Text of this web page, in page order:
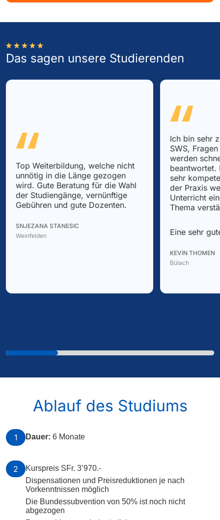
Das sagen unsere Studierenden
Top Weiterbildung, welche nicht
unnötig in die Länge gezogen
wird. Gute Beratung für die Wahl
der Studiengänge, vernünftige
Gebühren und gute Dozenten.
SNJEZANA STANESIC
Weinfelden
Ich bin sehr
SWS,
werden
beantwortet.
sehr
der Praxis
Unterricht
Thema
Eine sehr
KEVIN THOMEN
Bülach
Ablauf des Studiums
1 Dauer: 6 Monate
2
Kurspreis SFr. 3’970.-
Dispensationen und Preisreduktionen je nach
Vorkenntnissen möglich
Die Bundessubvention von 50% ist noch nicht
abgezogen